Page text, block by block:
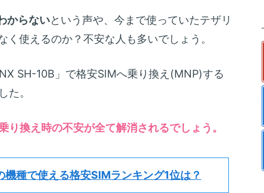
からないという声や、今まで使っていたテザリ
く使えるのか？不安な人も多いでしょう。
SH-10B」で格安SIMへ乗り換え(MNP)する
た。
り換え時の不安が全て解消されるでしょう。
機種で使える格安SIMランキング1位は？